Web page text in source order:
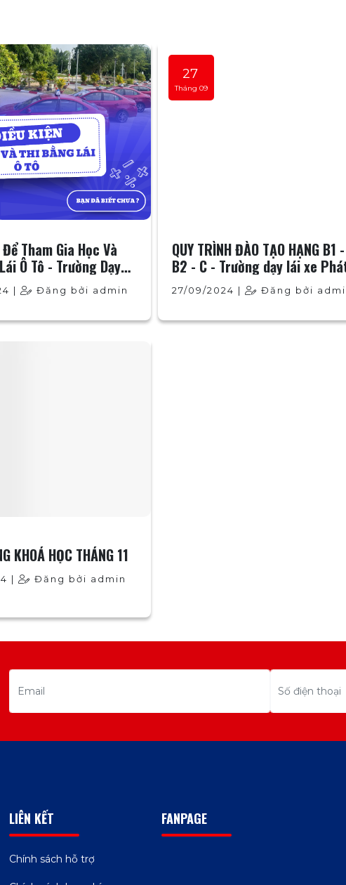
Tham Gia Học Và
Ô Tô - Trường Dạy
Tiến
| Đăng bởi admin
27
Tháng 09
QUY TRÌNH ĐÀO TẠO HẠNG B1 -
B2 - C - Trường dạy lái xe
Tiến
27/09/2024 | Đăng bởi
KHOÁ HỌC THÁNG 11
| Đăng bởi admin
LIÊN KẾT
Chính sách hỗ trợ
FANPAGE